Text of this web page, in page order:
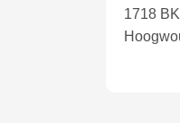
1718 BK